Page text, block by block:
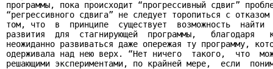
программы, пока происходит “прогрессивный сдвиг”
“регрессивного сдвига” не следует торопиться с
том, что  в  принципе  существует  возможность  найти
развития  для  стагнирующей  программы,   благодаря
неожиданно развиваться даже опережая ту программу,
одерживала над нею верх. “Нет ничего  такого,  что
решающими экспериментами, по крайней мере,  если